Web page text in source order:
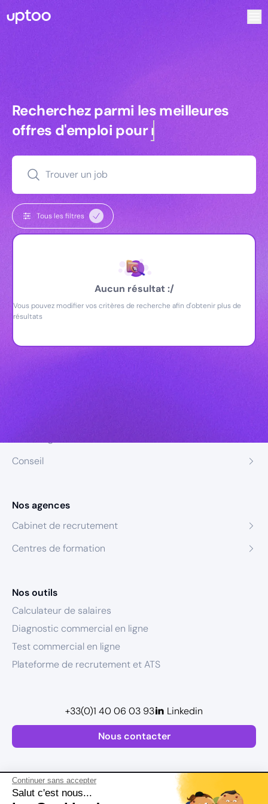
Continuer sans accepter
Salut c'est nous...
Recherchez parmi les meilleures
Recherchez parmi les meilleures
offres d'emploi pourmanagers
Trouver un job
Tous les filtres
Aucun résultat :/
Vous pouvez modifier vos critères de recherche afin d'obtenir plus de
résultats
Conseil
Nos agences
Cabinet de recrutement
Centres de formation
Nos outils
Calculateur de salaires
Diagnostic commercial en ligne
Test commercial en ligne
Plateforme de recrutement et ATS
Nous contacter
+33(0)1 40 06 03 93 Linkedin